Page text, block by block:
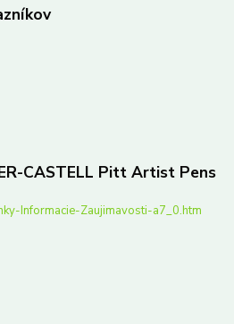
CASTELL Pitt Artist Pens
Informacie-Zaujimavosti-a7_0.htm